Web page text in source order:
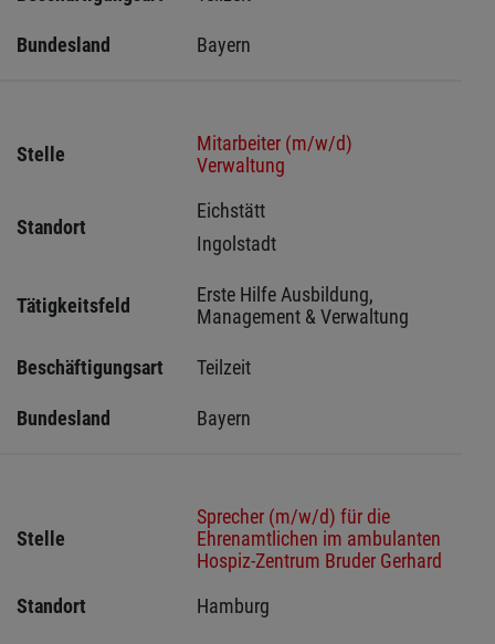
Bundesland Bayern
Stelle
Mitarbeiter (m/w/d)
Verwaltung
Standort
Eichstätt
Ingolstadt
Tätigkeitsfeld
Erste Hilfe Ausbildung,
Management & Verwaltung
Beschäftigungsart Teilzeit
Bundesland Bayern
Stelle
Sprecher (m/w/d) für die
Ehrenamtlichen im ambulanten
Hospiz-Zentrum Bruder Gerhard
Standort
Hamburg